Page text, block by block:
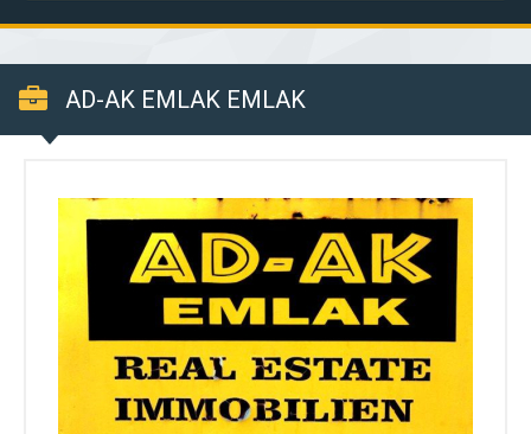
AD-AK EMLAK EMLAK